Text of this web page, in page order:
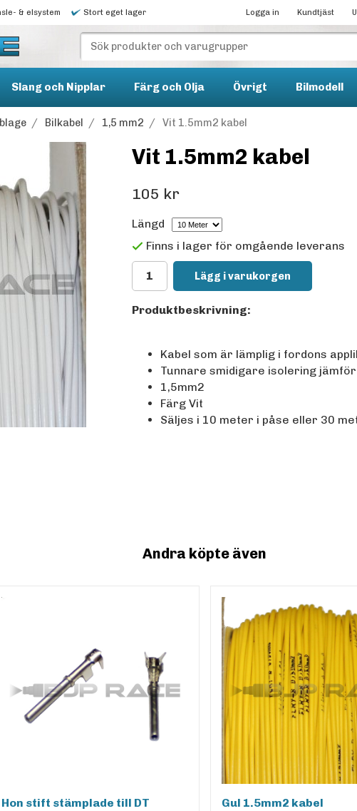
& elsystem Stort eget lager Logga in Kundtjäst
Slang och Nipplar Färg och Olja Övrigt Bilmodell
/ Bilkabel / 1,5 mm2 / Vit 1.5mm2 kabel
Vit 1.5mm2 kabel
105 kr
Längd
Finns i lager för omgående leverans
Lägg i varukorgen
Produktbeskrivning:
Kabel som är lämplig i fordons
Tunnare smidigare isolering
1,5mm2
Färg Vit
Säljes i 10 meter i påse eller 30
Andra köpte även
Hon stift stämplade till DT
Gul 1.5mm2 kabel